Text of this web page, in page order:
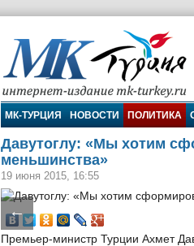
МК-Турция
МК-ТУРЦИЯ НОВОСТИ ПОЛИТИКА
Давутоглу: «Мы хотим
меньшинства»
19 июня 2015, 16:55
←
Премьер-министр Турции Ахмет